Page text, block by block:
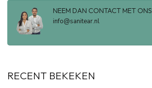
NEEM DAN CONTACT MET ONS
info@sanitear.nl
RECENT BEKEKEN